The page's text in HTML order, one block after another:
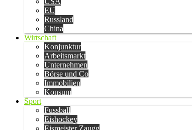
EU
Russland
China
Wirtschaft
Konjunktur
Arbeitsmarkt
Unternehmen
Börse und Co
Immobilien
Konsum
Sport
Fussball
Eishockey
Eismeister Zaugg